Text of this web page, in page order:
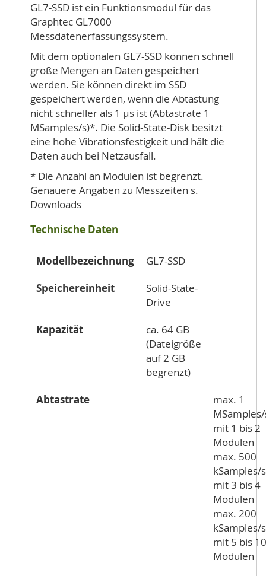
GL7-SSD ist ein Funktionsmodul für das
Graphtec GL7000
Messdatenerfassungssystem.
Mit dem optionalen GL7-SSD können schnell
große Mengen an Daten gespeichert
werden. Sie können direkt im SSD
gespeichert werden, wenn die Abtastung
nicht schneller als 1 µs ist (Abtastrate 1
MSamples/s)*. Die Solid-State-Disk besitzt
eine hohe Vibrationsfestigkeit und hält die
Daten auch bei Netzausfall.
* Die Anzahl an Modulen ist begrenzt.
Genauere Angaben zu Messzeiten s.
Downloads
Technische Daten
Modellbezeichnung
GL7-SSD
Speichereinheit
Solid-State-
Drive
Kapazität
ca. 64 GB
(Dateigröße
auf 2 GB
begrenzt)
Abtastrate
max. 1
mit 1 bis 2
Modulen
max. 500
kSamples/s
mit 3 bis 4
Modulen
max. 200
kSamples/s
mit 5 bis 10
Modulen